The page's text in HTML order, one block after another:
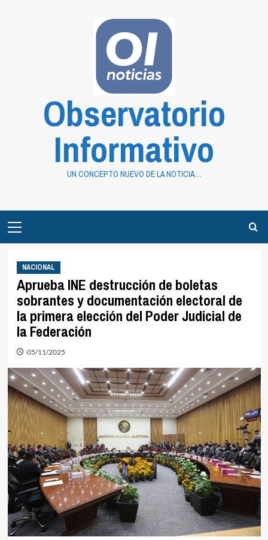
Observatorio
Informativo
UN CONCEPTO NUEVO DE LA NOTICIA…
Menu
NACIONAL
Aprueba INE destrucción de boletas
sobrantes y documentación electoral de
la primera elección del Poder Judicial de
la Federación
05/11/2025